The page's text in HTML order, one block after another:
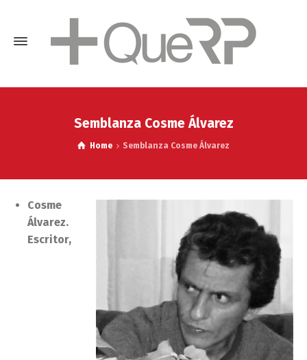
Semblanza Cosme Álvarez
Home Semblanza Cosme Álvarez
Cosme
Álvarez.
Escritor,